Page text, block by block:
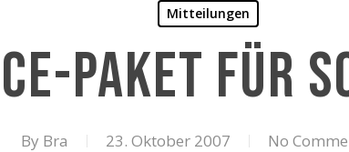
Mitteilungen
Paket für
By Bra 23. Oktober 2007 No